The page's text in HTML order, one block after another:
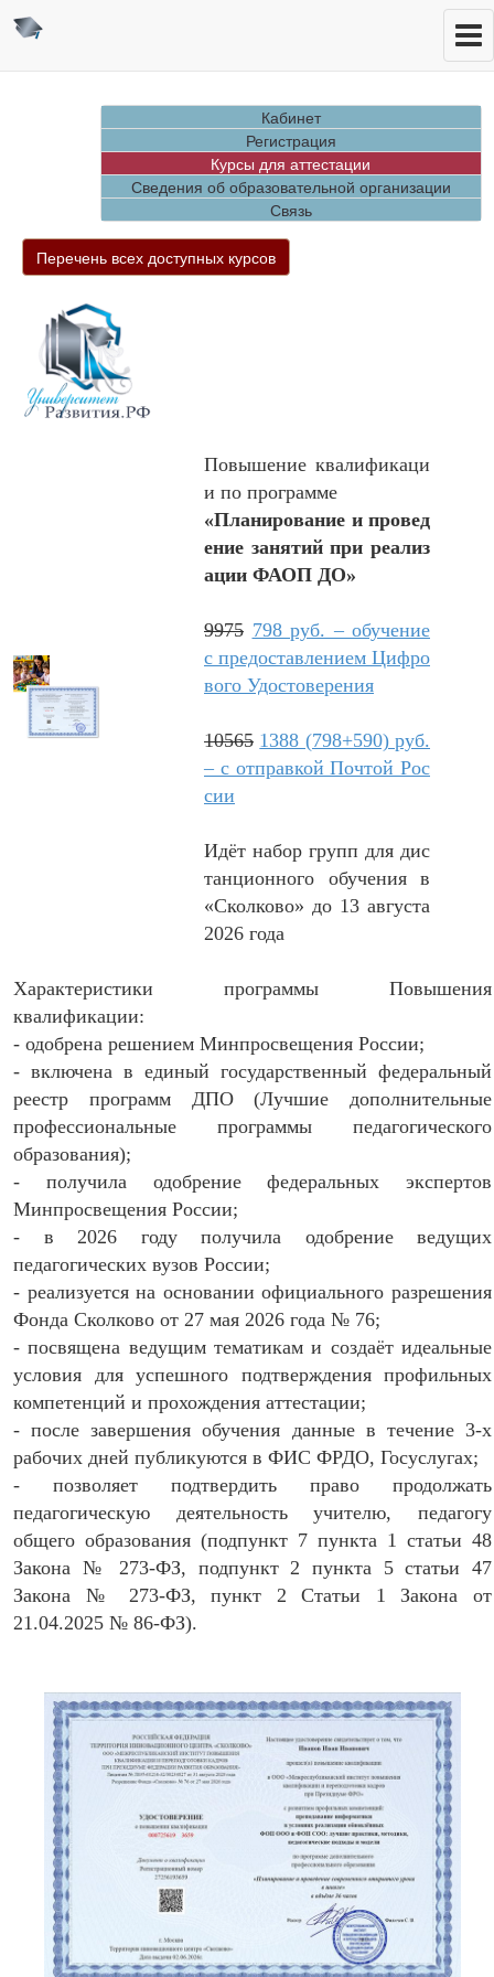
Кабинет
Регистрация
Курсы для аттестации
Сведения об образовательной организации
Связь
Перечень всех доступных курсов
Повышение квалификаци
и по программе
«Планирование и провед
ение занятий при реализ
ации ФАОП ДО»
9975 798 руб. – обучение
с предоставлением Цифро
вого Удостоверения
10565 1388 (798+590) руб.
– с отправкой Почтой Рос
сии
Идёт набор групп для дис
танционного обучения в
«Сколково» до 13 августа
2026 года
Характеристики программы Повышения
квалификации:
- одобрена решением Минпросвещения России;
- включена в единый государственный федеральный
реестр программ ДПО (Лучшие дополнительные
профессиональные программы педагогического
образования);
- получила одобрение федеральных экспертов
Минпросвещения России;
- в 2026 году получила одобрение ведущих
педагогических вузов России;
- реализуется на основании официального разрешения
Фонда Сколково от 27 мая 2026 года № 76;
- посвящена ведущим тематикам и создаёт идеальные
условия для успешного подтверждения профильных
компетенций и прохождения аттестации;
- после завершения обучения данные в течение 3-х
рабочих дней публикуются в ФИС ФРДО, Госуслугах;
- позволяет подтвердить право продолжать
педагогическую деятельность учителю, педагогу
общего образования (подпункт 7 пункта 1 статьи 48
Закона № 273-ФЗ, подпункт 2 пункта 5 статьи 47
Закона № 273-ФЗ, пункт 2 Статьи 1 Закона от
21.04.2025 № 86-ФЗ).